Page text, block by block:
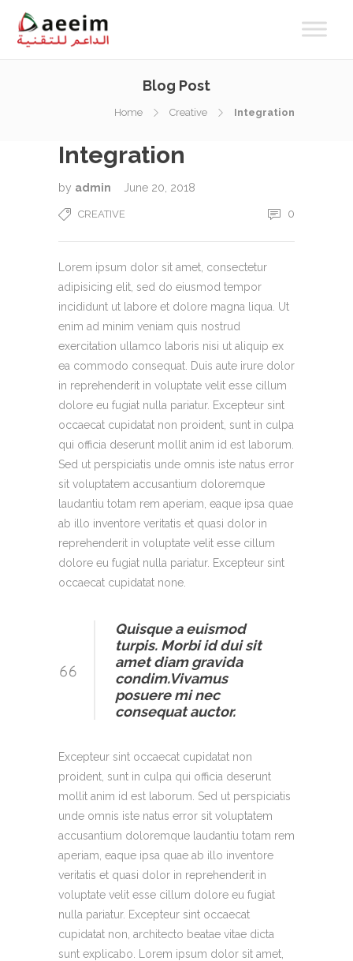
Blog Post
Home Creative Integration
Integration
by admin June 20, 2018
CREATIVE 0
Lorem ipsum dolor sit amet, consectetur
adipisicing elit, sed do eiusmod tempor
incididunt ut labore et dolore magna liqua. Ut
enim ad minim veniam quis nostrud
exercitation ullamco laboris nisi ut aliquip ex
ea commodo consequat. Duis aute irure dolor
in reprehenderit in voluptate velit esse cillum
dolore eu fugiat nulla pariatur. Excepteur sint
occaecat cupidatat non proident, sunt in culpa
qui officia deserunt mollit anim id est laborum.
Sed ut perspiciatis unde omnis iste natus error
sit voluptatem accusantium doloremque
laudantiu totam rem aperiam, eaque ipsa quae
ab illo inventore veritatis et quasi dolor in
reprehenderit in voluptate velit esse cillum
dolore eu fugiat nulla pariatur. Excepteur sint
occaecat cupidatat none.
Quisque a euismod
turpis. Morbi id dui sit
amet diam gravida
condim.Vivamus
posuere mi nec
consequat auctor.
Excepteur sint occaecat cupidatat non
proident, sunt in culpa qui officia deserunt
mollit anim id est laborum. Sed ut perspiciatis
unde omnis iste natus error sit voluptatem
accusantium doloremque laudantiu totam rem
aperiam, eaque ipsa quae ab illo inventore
veritatis et quasi dolor in reprehenderit in
voluptate velit esse cillum dolore eu fugiat
nulla pariatur. Excepteur sint occaecat
cupidatat non, architecto beatae vitae dicta
sunt explicabo. Lorem ipsum dolor sit amet,